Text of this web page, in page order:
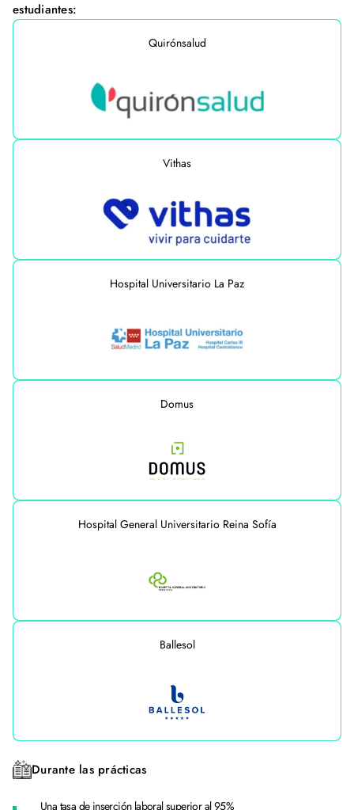
estudiantes:
Quirónsalud
Vithas
Hospital Universitario La Paz
Domus
Hospital General Universitario Reina Sofía
Ballesol
Durante las prácticas
Una tasa de inserción laboral superior al 95%